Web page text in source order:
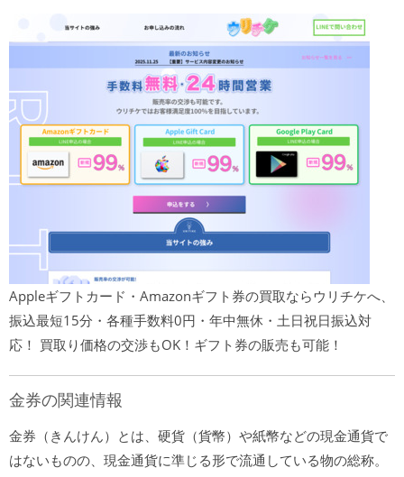
Appleギフトカード・Amazonギフト券の買取ならウリチケへ、
振込最短15分・各種手数料0円・年中無休・土日祝日振込対
応！ 買取り価格の交渉もOK！ギフト券の販売も可能！
金券の関連情報
金券（きんけん）とは、硬貨（貨幣）や紙幣などの現金通貨で
はないものの、現金通貨に準じる形で流通している物の総称。